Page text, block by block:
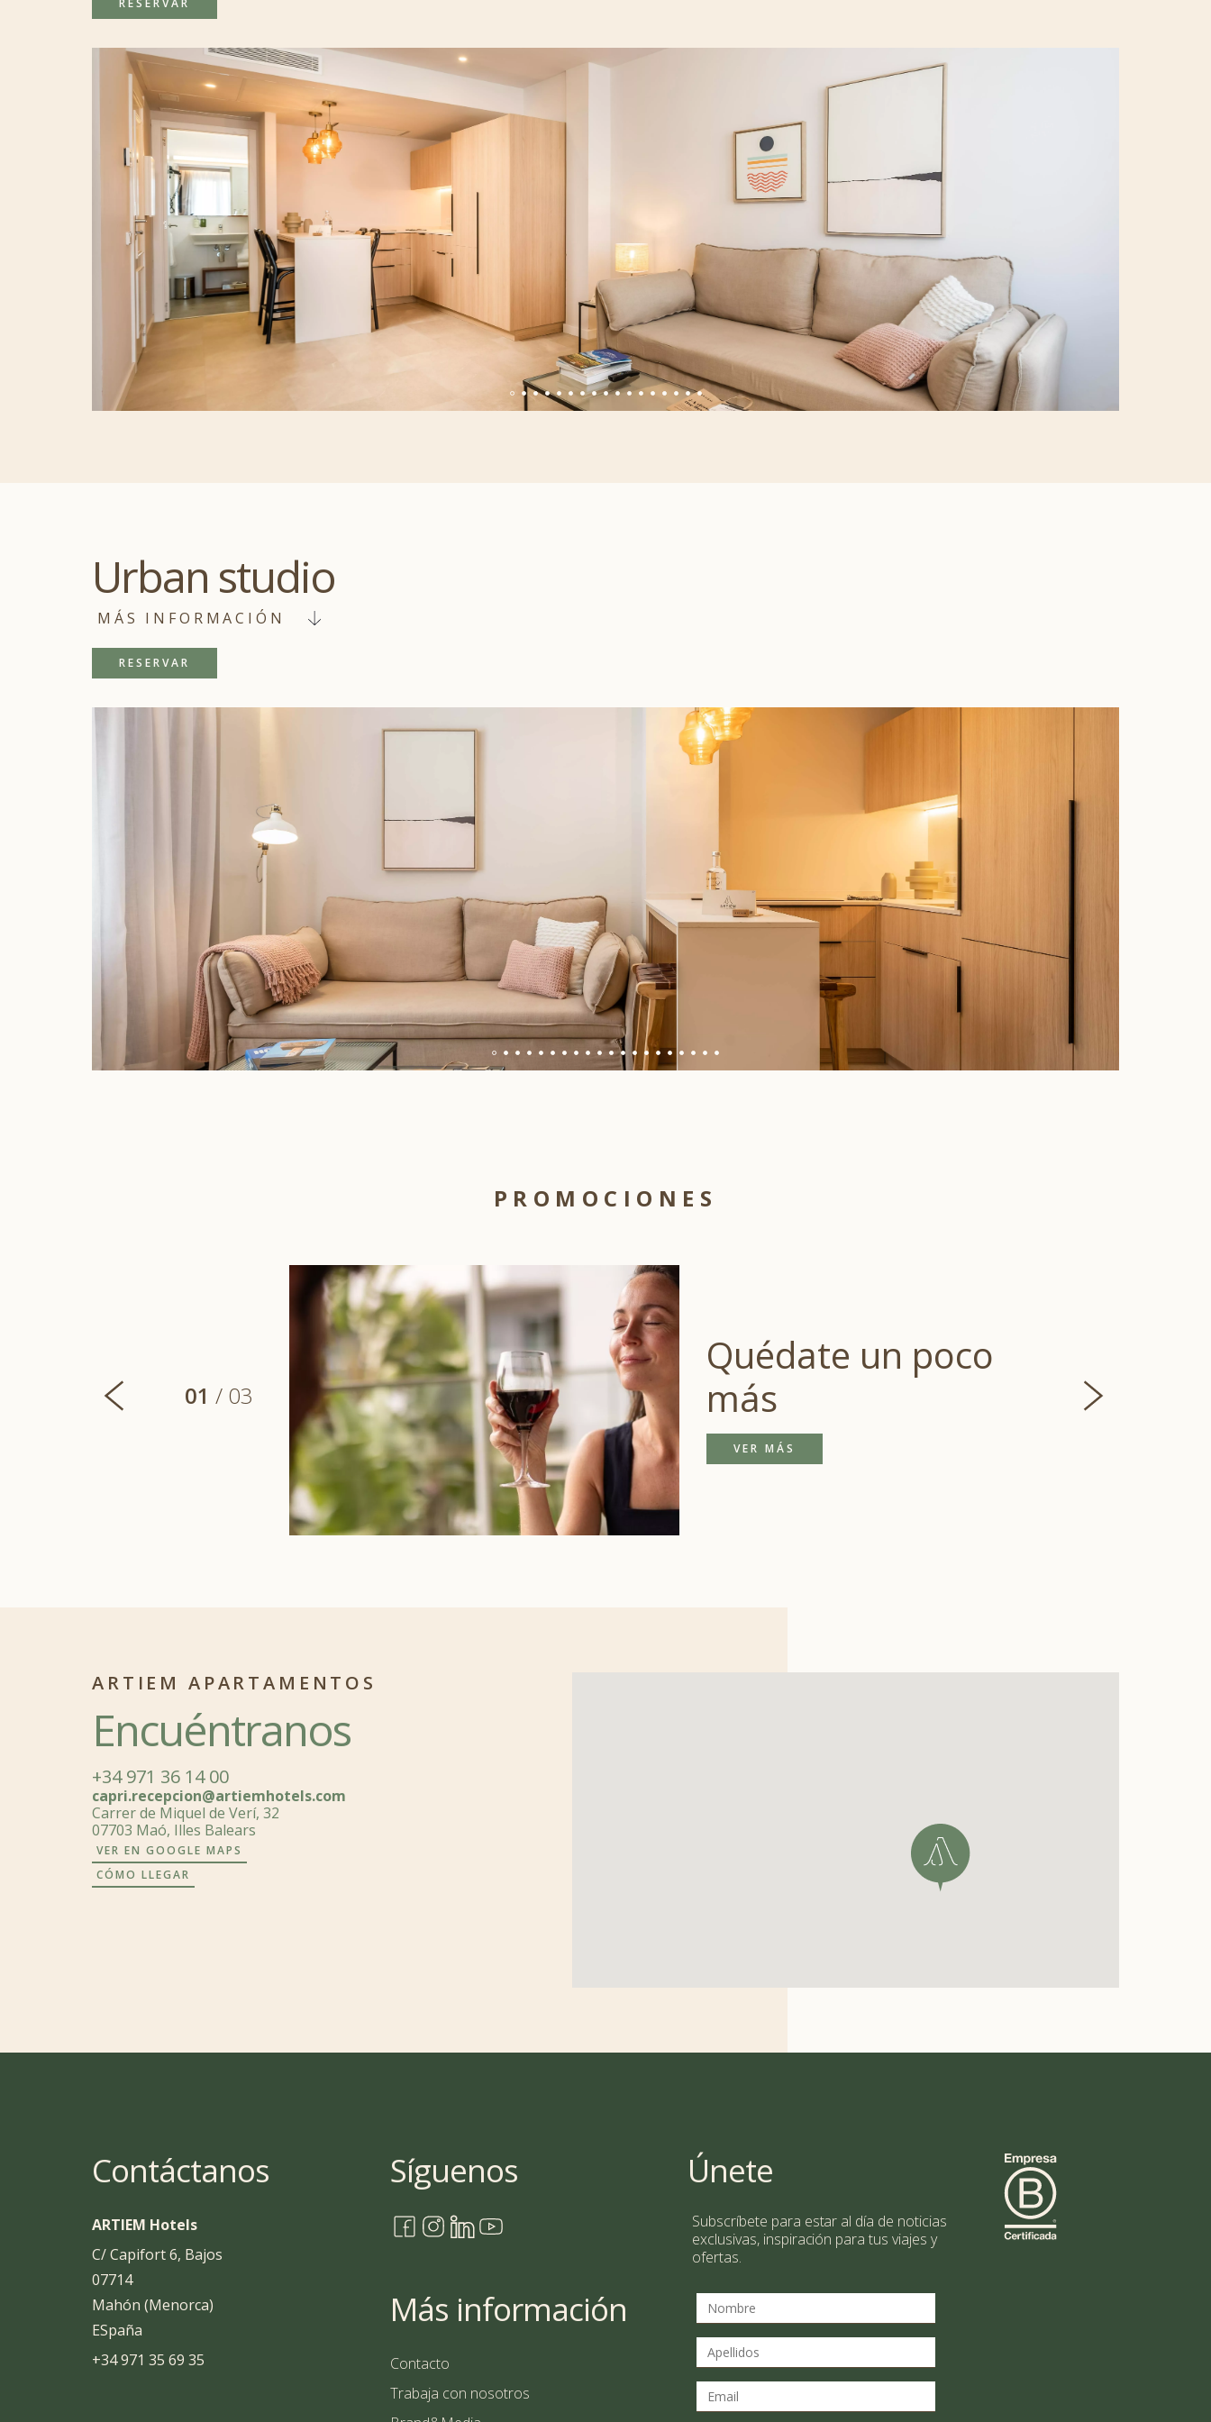
RESERVAR
DESCUBRE NUESTRAS ECOACTIONS
Urban studio
RESERVAR
DESCUBRE NUESTRAS ECOACTIONS
PROMOCIONES
01 / 03
Quédate un poco
más
VER MÁS
Baleares
ARTIEM APARTAMENTOS
Encuéntranos
+34 971 36 14 00
capri.recepcion@artiemhotels.com
Carrer de Miquel de Verí, 32
07703 Maó, Illes Balears
VER EN GOOGLE MAPS
CÓMO LLEGAR
Contáctanos
ARTIEM Hotels
C/ Capifort 6, Bajos
07714
Mahón (Menorca)
ESpaña
+34 971 35 69 35
Síguenos
Más información
Contacto
Trabaja con nosotros
Únete
Subscríbete para estar al día de noticias
exclusivas, inspiración para tus viajes y
ofertas.